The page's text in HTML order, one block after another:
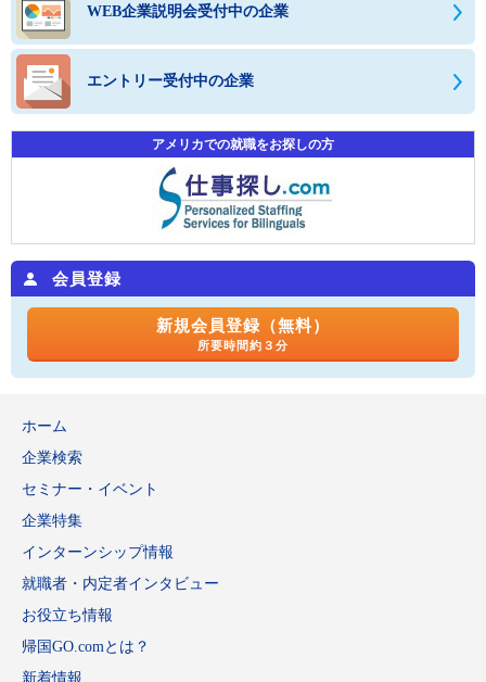
WEB企業説明会受付中の企業
エントリー受付中の企業
アメリカでの就職をお探しの方
会員登録
新規会員登録（無料）
所要時間約３分
ホーム
企業検索
セミナー・イベント
企業特集
インターンシップ情報
就職者・内定者インタビュー
お役立ち情報
帰国GO.comとは？
新着情報